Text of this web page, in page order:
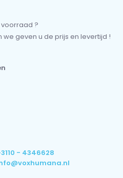
?
geven u de prijs en levertijd !
- 4346628